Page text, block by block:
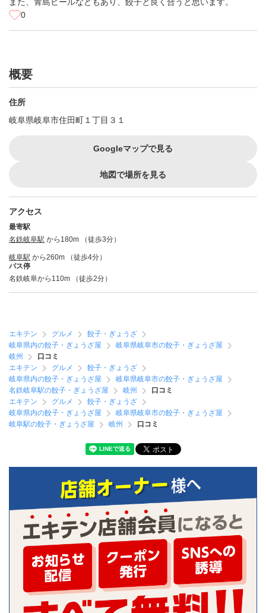
0
概要
住所
岐阜県岐阜市住田町１丁目３１
Googleマップで見る
地図で場所を見る
アクセス
最寄駅
名鉄岐阜駅 から180m （徒歩3分）
岐阜駅 から260m （徒歩4分）
バス停
名鉄岐阜から110m （徒歩2分）
エキテン グルメ
餃子・ぎょうざ
岐阜県内の餃子・ぎょうざ屋
岐阜県岐阜市の餃子・ぎょうざ屋
岐州
口コミ
エキテン
グルメ
餃子・ぎょうざ
岐阜県内の餃子・ぎょうざ屋
岐阜県岐阜市の餃子・ぎょうざ屋
名鉄岐阜駅の餃子・ぎょうざ屋
岐州
口コミ
エキテン
グルメ
餃子・ぎょうざ
岐阜県内の餃子・ぎょうざ屋
岐阜県岐阜市の餃子・ぎょうざ屋
岐阜駅の餃子・ぎょうざ屋
岐州 口コミ